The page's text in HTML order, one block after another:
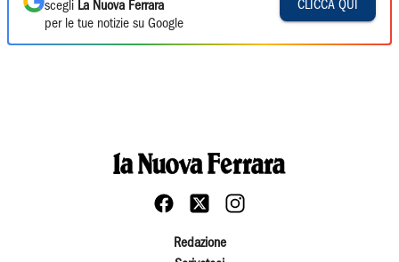
scegli La Nuova Ferrara
per le tue notizie su Google
CLICCA QUI
Redazione